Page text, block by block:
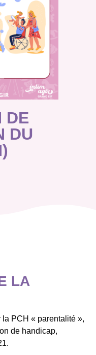
DE
DU
LA
la PCH « parentalité »,
de handicap,